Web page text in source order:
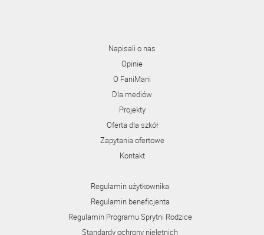
Napisali o nas
Opinie
O FaniMani
Dla mediów
Projekty
Oferta dla szkół
Zapytania ofertowe
Kontakt
Regulamin użytkownika
Regulamin beneficjenta
Regulamin Programu Sprytni Rodzice
Standardy ochrony nieletnich